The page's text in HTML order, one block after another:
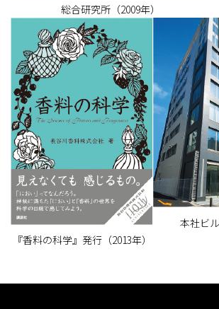
総合研究所（2009年）
『香料の科学』発行（2013年）
本社ビル